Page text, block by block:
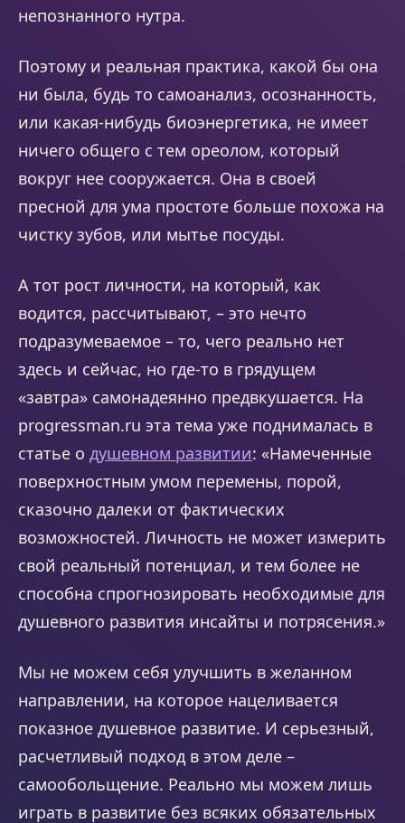
непознанного нутра.
Поэтому и реальная практика, какой бы она
ни была, будь то самоанализ, осознанность,
или какая-нибудь биоэнергетика, не имеет
ничего общего с тем ореолом, который
вокруг нее сооружается. Она в своей
пресной для ума простоте больше похожа на
чистку зубов, или мытье посуды.
А тот рост личности, на который, как
водится, рассчитывают, – это нечто
подразумеваемое – то, чего реально нет
здесь и сейчас, но где-то в грядущем
«завтра» самонадеянно предвкушается. На
progressman.ru эта тема уже поднималась в
статье о душевном развитии: «Намеченные
поверхностным умом перемены, порой,
сказочно далеки от фактических
возможностей. Личность не может измерить
свой реальный потенциал, и тем более не
способна спрогнозировать необходимые для
душевного развития инсайты и потрясения.»
Мы не можем себя улучшить в желанном
направлении, на которое нацеливается
показное душевное развитие. И серьезный,
расчетливый подход в этом деле –
самообольщение. Реально мы можем лишь
играть в развитие без всяких обязательных